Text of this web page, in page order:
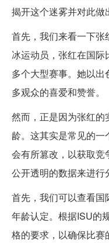
揭开这个迷雾并对此做
首先，我们来看一下
冰运动员，张红在国
多个大型赛事。她以
多观众的喜爱和赞誉。
然而，正是因为张红
龄。这其实是常见的
会有所篡改，以获取
公开透明的数据来进行
首先，我们可以查看
年龄认定。根据ISU的
格的要求，以确保比